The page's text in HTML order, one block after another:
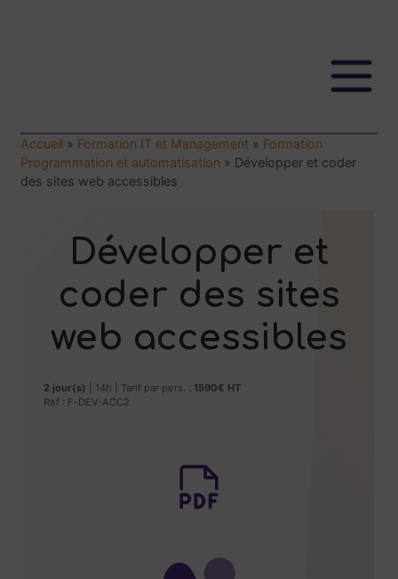
Accueil » Formation IT et Management » Formation
Programmation et automatisation » Développer et coder
des sites web accessibles
Développer et
coder des sites
web accessibles
2 jour(s) | 14h | Tarif par pers. : 1590€ HT
Ref : F-DEV-ACC2